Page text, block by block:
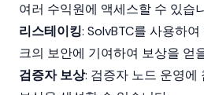
여러 수익원에 액세스할 수 있습
리스테이킹: SolvBTC를 사용하여
크의 보안에 기여하여 보상을 얻
검증자 보상: 검증자 노드 운영에